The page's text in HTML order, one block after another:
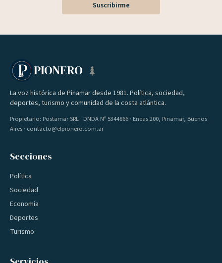
Suscribirme
PIONERO
La voz histórica de Pinamar desde 1981. Política, sociedad,
deportes, turismo y comunidad de la costa atlántica.
Propietario: Postamar SRL · DNDA Nº 5344866 · Eneas 200, Pinamar, Buenos
Aires · contacto@elpionero.com.ar
Secciones
Política
Sociedad
Economía
Deportes
Turismo